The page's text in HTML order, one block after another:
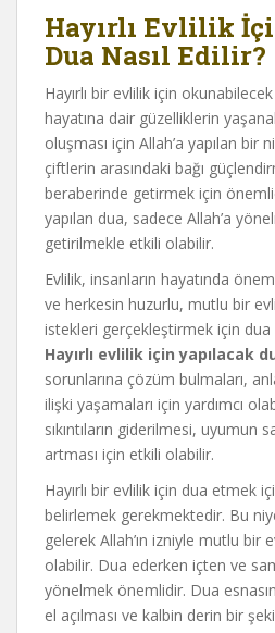
Hayırlı Evlilik
Dua Nasıl Edilir?
Hayırlı bir evlilik için
hayatına dair güzelliklerin
oluşması için Allah’a yapılan bir
çiftlerin arasındaki bağı
beraberinde getirmek için
yapılan dua, sadece Allah’a
getirilmekle etkili olabilir.
Evlilik, insanların hayatında
ve herkesin huzurlu, mutlu bir
istekleri gerçekleştirmek için
Hayırlı evlilik için yapılacak
sorunlarına çözüm bulmaları,
ilişki yaşamaları için yardımcı
sıkıntıların giderilmesi, uyumun
artması için etkili olabilir.
Hayırlı bir evlilik için dua etmek
belirlemek gerekmektedir. Bu
gelerek Allah’ın izniyle mutlu bir
olabilir. Dua ederken içten ve
yönelmek önemlidir. Dua
el açılması ve kalbin derin bir